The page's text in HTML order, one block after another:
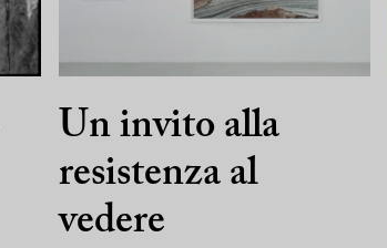
Un invito alla
resistenza al
vedere